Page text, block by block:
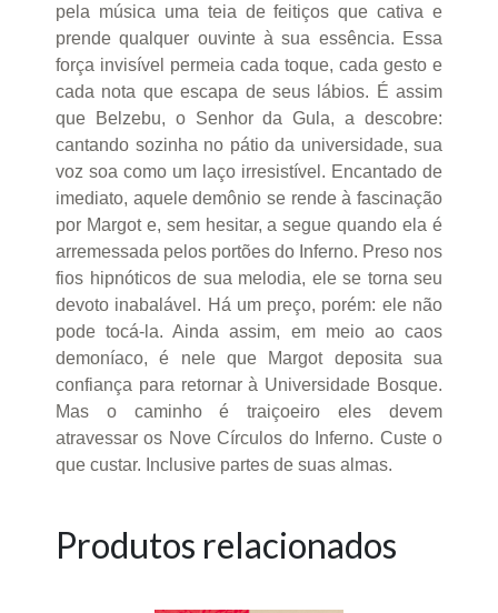
pela música uma teia de feitiços que cativa e
prende qualquer ouvinte à sua essência. Essa
força invisível permeia cada toque, cada gesto e
cada nota que escapa de seus lábios. É assim
que Belzebu, o Senhor da Gula, a descobre:
cantando sozinha no pátio da universidade, sua
voz soa como um laço irresistível. Encantado de
imediato, aquele demônio se rende à fascinação
por Margot e, sem hesitar, a segue quando ela é
arremessada pelos portões do Inferno. Preso nos
fios hipnóticos de sua melodia, ele se torna seu
devoto inabalável. Há um preço, porém: ele não
pode tocá-la. Ainda assim, em meio ao caos
demoníaco, é nele que Margot deposita sua
confiança para retornar à Universidade Bosque.
Mas o caminho é traiçoeiro eles devem
atravessar os Nove Círculos do Inferno. Custe o
que custar. Inclusive partes de suas almas.
Produtos relacionados